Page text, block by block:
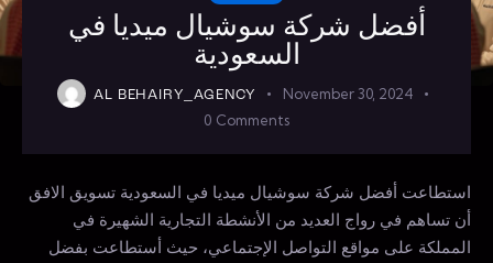
أفضل شركة سوشيال ميديا في
السعودية
AL BEHAIRY_AGENCY
November 30, 2024
0 Comments
استطاعت أفضل شركة سوشيال ميديا في السعودية تسويق الافق
أن تساهم في رواج العديد من الأنشطة التجارية الشهيرة في
المملكة على مواقع التواصل الإجتماعي، حيث أستطاعت بفضل